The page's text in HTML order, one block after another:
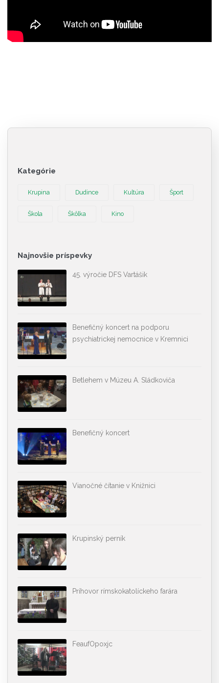
Kategórie
Krupina Dudince Kultúra Šport
Škola Škôlka Kino
Najnovšie príspevky
45. výročie DFS Vartášik
Benefičný koncert na podporu
psychiatrickej nemocnice v Kremnici
Betlehem v Múzeu A. Sládkoviča
Benefičný koncert
Vianočné čítanie v Knižnici
Krupinský perník
Príhovor rímskokatolíckeho farára
FeaufOpoxjc